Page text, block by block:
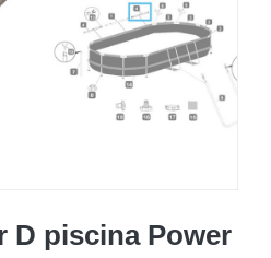
D piscina Power